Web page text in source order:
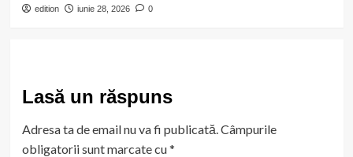
edition iunie 28, 2026 0
Lasă un răspuns
Adresa ta de email nu va fi publicată.Câmpurile
obligatorii sunt marcate cu*